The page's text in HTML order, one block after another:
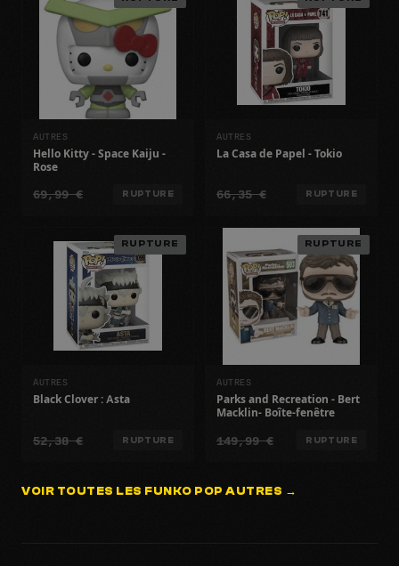
AUTRES
Hello Kitty - Space Kaiju -
Rose
69,99 € RUPTURE
AUTRES
La Casa de Papel - Tokio
66,35 € RUPTURE
RUPTURE
AUTRES
Black Clover : Asta
52,38 € RUPTURE
RUPTURE
AUTRES
Parks and Recreation - Bert
Macklin- Boîte-fenêtre
149,99 € RUPTURE
VOIR TOUTES LES FUNKO POP AUTRES →